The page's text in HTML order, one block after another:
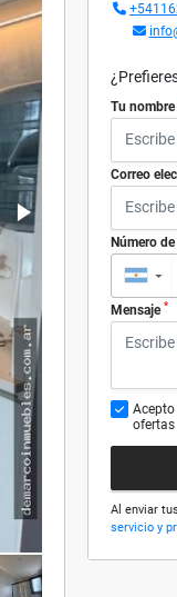
Tu nombre
Correo
Número
▼
Mensaje *
Al enviar
servicio y